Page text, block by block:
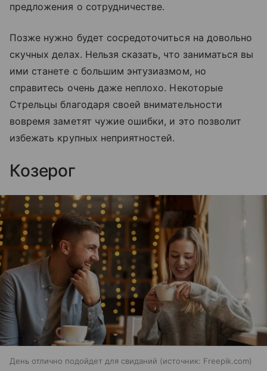
предложения о сотрудничестве.
Позже нужно будет сосредоточиться на довольно
скучных делах. Нельзя сказать, что заниматься вы
ими станете с большим энтузиазмом, но
справитесь очень даже неплохо. Некоторые
Стрельцы благодаря своей внимательности
вовремя заметят чужие ошибки, и это позволит
избежать крупных неприятностей.
Козерог
День отлично подойдет для свиданий источник: Freepik.com